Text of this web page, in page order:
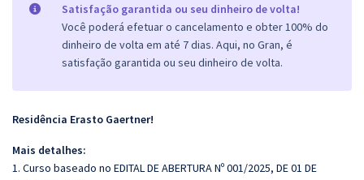
Satisfação garantida ou seu dinheiro de volta!
Você poderá efetuar o cancelamento e obter 100% do
dinheiro de volta em até 7 dias. Aqui, no Gran, é
satisfação garantida ou seu dinheiro de volta.
Residência Erasto Gaertner!
Mais detalhes:
1. Curso baseado no EDITAL DE ABERTURA Nº 001/2025, DE 01 DE